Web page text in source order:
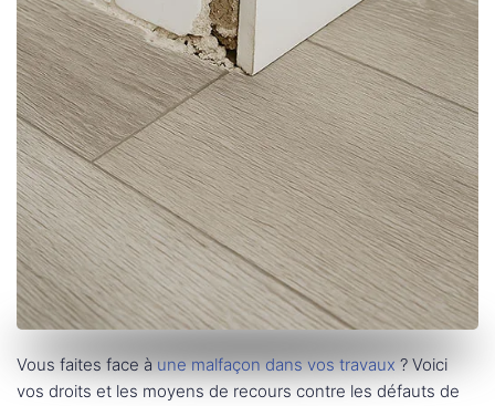
Vous faites face àune malfaçon dans vos travaux? Voici
vos droits et les moyens de recours contre les défauts de